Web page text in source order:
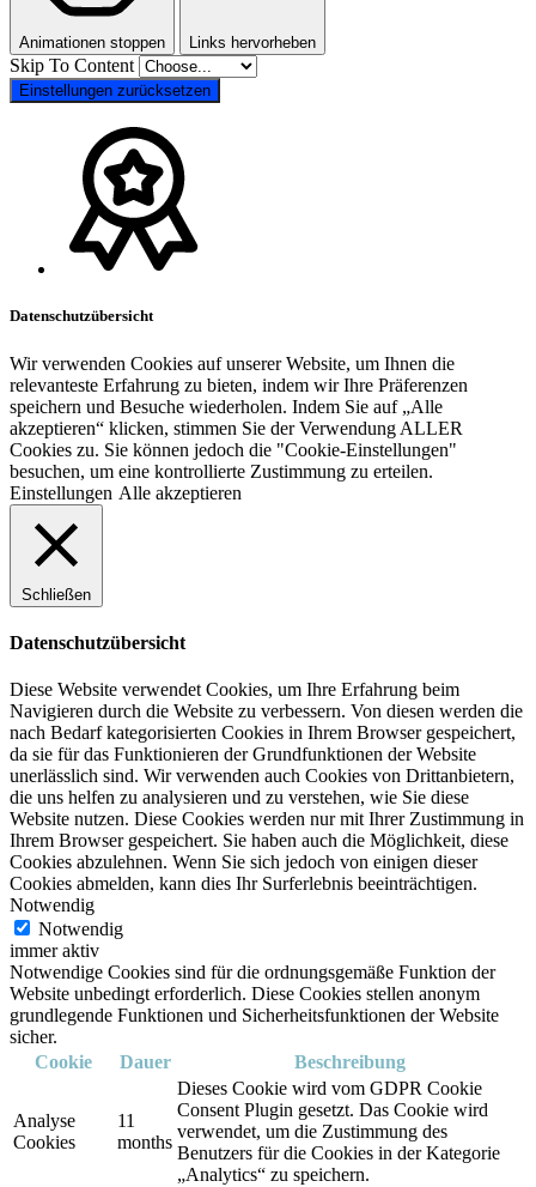
Animationen stoppen Links hervorheben
Skip To Content
Einstellungen zurücksetzen
Datenschutzübersicht
Wir verwenden Cookies auf unserer Website, um Ihnen die
relevanteste Erfahrung zu bieten, indem wir Ihre Präferenzen
speichern und Besuche wiederholen. Indem Sie auf „Alle
akzeptieren“ klicken, stimmen Sie der Verwendung ALLER
Cookies zu. Sie können jedoch die "Cookie-Einstellungen"
besuchen, um eine kontrollierte Zustimmung zu erteilen.
Einstellungen Alle akzeptieren
Schließen
Datenschutzübersicht
Diese Website verwendet Cookies, um Ihre Erfahrung beim
Navigieren durch die Website zu verbessern. Von diesen werden die
nach Bedarf kategorisierten Cookies in Ihrem Browser gespeichert,
da sie für das Funktionieren der Grundfunktionen der Website
unerlässlich sind. Wir verwenden auch Cookies von Drittanbietern,
die uns helfen zu analysieren und zu verstehen, wie Sie diese
Website nutzen. Diese Cookies werden nur mit Ihrer Zustimmung in
Ihrem Browser gespeichert. Sie haben auch die Möglichkeit, diese
Cookies abzulehnen. Wenn Sie sich jedoch von einigen dieser
Cookies abmelden, kann dies Ihr Surferlebnis beeinträchtigen.
Notwendig
Notwendig
immer aktiv
Notwendige Cookies sind für die ordnungsgemäße Funktion der
Website unbedingt erforderlich. Diese Cookies stellen anonym
grundlegende Funktionen und Sicherheitsfunktionen der Website
sicher.
Cookie
Dauer Beschreibung
Analyse
Cookies
11
months
Dieses Cookie wird vom GDPR Cookie
Consent Plugin gesetzt. Das Cookie wird
verwendet, um die Zustimmung des
Benutzers für die Cookies in der Kategorie
„Analytics“ zu speichern.